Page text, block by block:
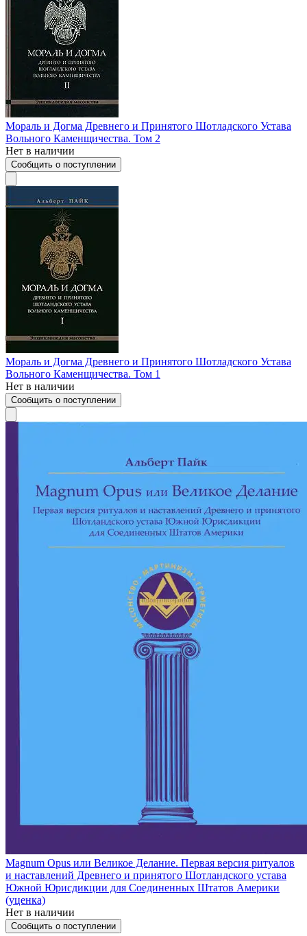
Мораль и Догма Древнего и Принятого Шотладского Устава
Вольного Каменщичества. Том 2
Нет в наличии
Сообщить о поступлении
Мораль и Догма Древнего и Принятого Шотладского Устава
Вольного Каменщичества. Том 1
Нет в наличии
Сообщить о поступлении
Magnum Opus или Великое Делание. Первая версия ритуалов
и наставлений Древнего и принятого Шотландского устава
Южной Юрисдикции для Соединенных Штатов Америки
(уценка)
Нет в наличии
Сообщить о поступлении